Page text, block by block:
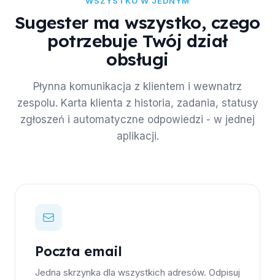
Sugester ma wszystko, czego
potrzebuje Twój dział
obsługi
Płynna komunikacja z klientem i wewnatrz
zespolu. Karta klienta z historia, zadania, statusy
zgłoszeń i automatyczne odpowiedzi - w jednej
aplikacji.
Poczta email
Jedna skrzynka dla wszystkich adresów. Odpisuj